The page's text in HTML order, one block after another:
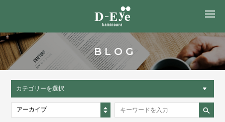
BLOG
カテゴリーを選択
アーカイブ